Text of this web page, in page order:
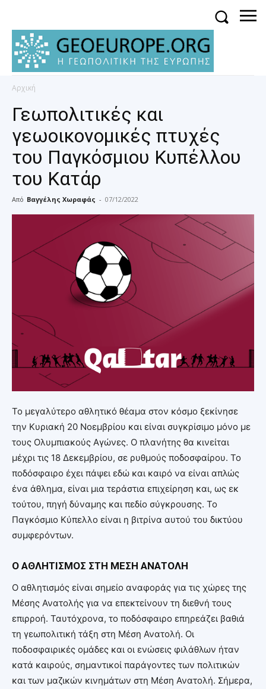
Αρχική
Γεωπολιτικές και
γεωοικονομικές πτυχές
του Παγκόσμιου Κυπέλλου
του Κατάρ
Από Βαγγέλης Χωραφάς - 07/12/2022
Το μεγαλύτερο αθλητικό θέαμα στον κόσμο ξεκίνησε
την Κυριακή 20 Νοεμβρίου και είναι συγκρίσιμο μόνο με
τους Ολυμπιακούς Αγώνες. Ο πλανήτης θα κινείται
μέχρι τις 18 Δεκεμβρίου, σε ρυθμούς ποδοσφαίρου. Το
ποδόσφαιρο έχει πάψει εδώ και καιρό να είναι απλώς
ένα άθλημα, είναι μια τεράστια επιχείρηση και, ως εκ
τούτου, πηγή δύναμης και πεδίο σύγκρουσης. Το
Παγκόσμιο Κύπελλο είναι η βιτρίνα αυτού του δικτύου
συμφερόντων.
Ο ΑΘΛΗΤΙΣΜΟΣ ΣΤΗ ΜΕΣΗ ΑΝΑΤΟΛΗ
Ο αθλητισμός είναι σημείο αναφοράς για τις χώρες της
Μέσης Ανατολής για να επεκτείνουν τη διεθνή τους
επιρροή. Ταυτόχρονα, το ποδόσφαιρο επηρεάζει βαθιά
τη γεωπολιτική τάξη στη Μέση Ανατολή. Οι
ποδοσφαιρικές ομάδες και οι ενώσεις φιλάθλων ήταν
κατά καιρούς, σημαντικοί παράγοντες των πολιτικών
και των μαζικών κινημάτων στη Μέση Ανατολή. Σήμερα,